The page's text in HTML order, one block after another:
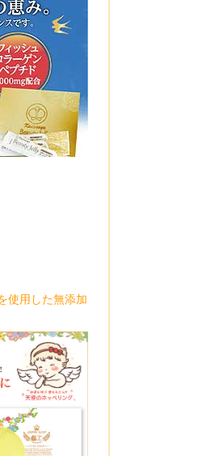
使用した無添加